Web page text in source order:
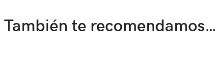
También te recomendamos…